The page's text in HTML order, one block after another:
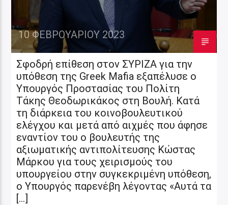
10 ΦΕΒΡΟΥΑΡΊΟΥ 2023
Σφοδρή επίθεση στον ΣΥΡΙΖΑ για την
υπόθεση της Greek Mafia εξαπέλυσε ο
Υπουργός Προστασίας του Πολίτη
Τάκης Θεοδωρικάκος στη Βουλή. Κατά
τη διάρκεια του κοινοβουλευτικού
ελέγχου και μετά από αιχμές που άφησε
εναντίον του ο βουλευτής της
αξιωματικής αντιπολίτευσης Κώστας
Μάρκου για τους χειρισμούς του
υπουργείου στην συγκεκριμένη υπόθεση,
ο Υπουργός παρενέβη λέγοντας «Αυτά τα
[…]